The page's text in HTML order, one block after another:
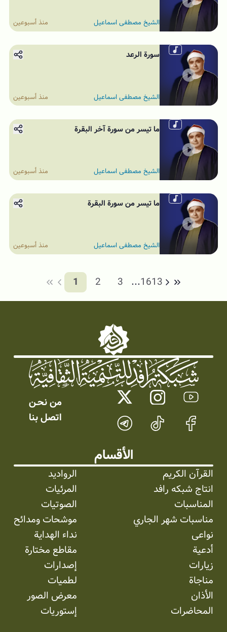
الشيخ مصطفى اسماعيل منذ أسبوعين
سورة الرعد
الشيخ مصطفى اسماعيل منذ أسبوعين
ما تيسر من سورة آخر البقرة
الشيخ مصطفى اسماعيل منذ أسبوعين
ما تيسر من سورة البقرة
الشيخ مصطفى اسماعيل منذ أسبوعين
1 2 3 ...1613
من نحـن
اتصل بنا
الأقسام
القرآن الكريم
انتاج شبکه رافد
المناسبات
مناسبات شهر الجاري
نواعی
أدعية
زيارات
مناجاة
الأذان
المحاضرات
الرواديد
المرئیات
الصوتیات
موشحات ومدائح
نداء الهداية
مقاطع مختارة
إصدارات
لطميات
معرض الصور
إستوریات